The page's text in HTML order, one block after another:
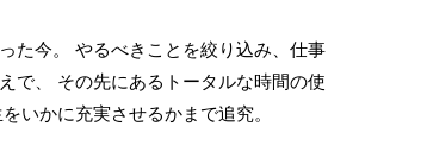
た今。 やるべきことを絞り込み、仕事
で、 その先にあるトータルな時間の使
いかに充実させるかまで追究。